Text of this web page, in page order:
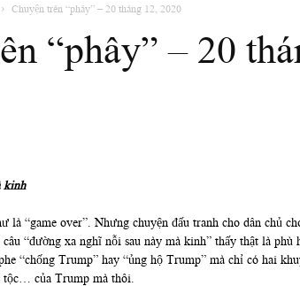
Chuyện trên “phây” – 20 tháng 12, 2020
“phây” – 20
kinh
là “game over”. Nhưng chuyện đấu tranh cho dân
“đường xa nghĩ nỗi sau này mà kinh” thấy thật là phù
“chống Trump” hay “ủng hộ Trump” mà chỉ có hai
tộc… của Trump mà thôi.